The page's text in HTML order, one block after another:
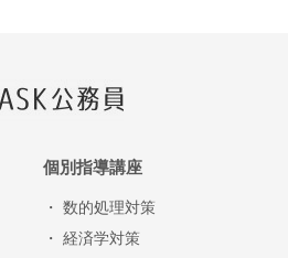
個別指導講座
・ 数的処理対策
・ 経済学対策